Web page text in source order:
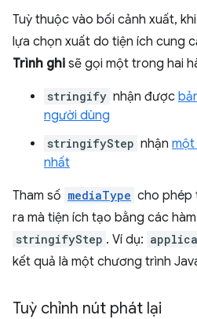
Tuỳ thuộc vào bối cảnh xuất,
lựa chọn xuất do tiện ích cung
Trình ghi sẽ gọi một trong hai
stringify nhận được
người dùng
stringifyStep nhận một
nhất
Tham số mediaType cho phép
ra mà tiện ích tạo bằng các hàm
stringifyStep . Ví dụ:
kết quả là một chương trình
Tuỳ chỉnh nút phát lại